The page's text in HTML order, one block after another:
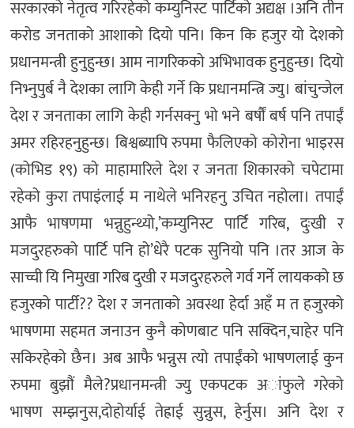
सरकारको नेतृत्व गरिरहेको कम्युनिस्ट पार्टिको अद्यक्ष ।अनि तीन
करोड जनताको आशाको दियो पनि। किन कि हजुर यो देशको
प्रधानमन्त्री हुनुहुन्छ। आम नागरिकको अभिभावक हुनुहुन्छ। दियो
निभ्नुपुर्ब नै देशका लागि केही गर्ने कि प्रधानमन्त्रि ज्यु। बांचुन्जेल
देश र जनताका लागि केही गर्नसक्नु भो भने बर्षौं बर्ष पनि तपाईं
अमर रहिरहनुहुन्छ। बिश्वब्यापि रुपमा फैलिएको कोरोना भाइरस
(कोभिड १९) को माहामारिले देश र जनता शिकारको चपेटामा
रहेको कुरा तपाइंलाई म नाथेले भनिरहनु उचित नहोला। तपाईं
आफै भाषणमा भन्नुहुन्थ्यो,’कम्युनिस्ट पार्टि गरिब, दुःखी र
मजदुरहरुको पार्टि पनि हो’धेरै पटक सुनियो पनि ।तर आज के
साच्ची यि निमुखा गरिब दुखी र मजदुरहरुले गर्व गर्ने लायकको छ
हजुरको पार्टी?? देश र जनताको अवस्था हेर्दा अहँ म त हजुरको
भाषणमा सहमत जनाउन कुनै कोणबाट पनि सक्दिन,चाहेर पनि
सकिरहेको छैन। अब आफै भन्नुस त्यो तपाईंको भाषणलाई कुन
रुपमा बुझौं मैले?प्रधानमन्त्री ज्यु एकपटक अांफुले गरेको
भाषण सम्झनुस,दोहोर्याई तेह्राई सुन्नुस, हेर्नुस। अनि देश र